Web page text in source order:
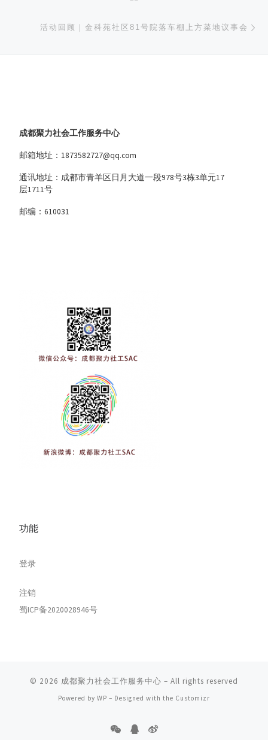
活动回顾｜金科苑社区81号院落车棚上方菜地议事会
成都聚力社会工作服务中心
邮箱地址：1873582727@qq.com
通讯地址：成都市青羊区日月大道一段978号3栋3单元17
层1711号
邮编：610031
功能
登录
注销
蜀ICP备2020028946号
© 2026 成都聚力社会工作服务中心 – All rights reserved
Powered by WP – Designed with the Customizr